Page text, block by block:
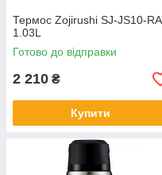
Термос Zojirushi SJ-JS10-RA
1.03L
Готово до відправки
2 210 ₴
Купити